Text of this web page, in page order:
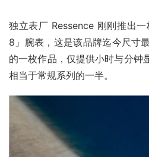
独立表厂 Ressence 刚刚推出
8」腕表，这是该品牌迄今尺寸
的一枚作品，仅提供小时与分钟
相当于常规系列的一半。